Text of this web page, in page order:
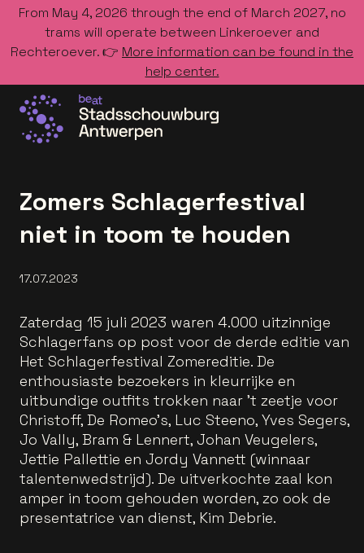
From May 4, 2026 through the end of March 2027, no
trams will operate between Linkeroever and
Rechteroever. 👉 More information can be found in the
help center.
Zomers Schlagerfestival
niet in toom te houden
17.07.2023
Zaterdag 15 juli 2023 waren 4.000 uitzinnige
Schlagerfans op post voor de derde editie van
Het Schlagerfestival Zomereditie. De
enthousiaste bezoekers in kleurrijke en
uitbundige outfits trokken naar ’t zeetje voor
Christoff, De Romeo’s, Luc Steeno, Yves Segers,
Jo Vally, Bram & Lennert, Johan Veugelers,
Jettie Pallettie en Jordy Vannett (winnaar
talentenwedstrijd). De uitverkochte zaal kon
amper in toom gehouden worden, zo ook de
presentatrice van dienst, Kim Debrie.